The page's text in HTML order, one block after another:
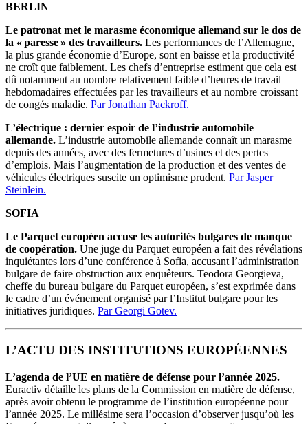
BERLIN
Le patronat met le marasme économique allemand sur le dos de
la « paresse » des travailleurs. Les performances de l’Allemagne,
la plus grande économie d’Europe, sont en baisse et la productivité
ne croît que faiblement. Les chefs d’entreprise estiment que cela est
dû notamment au nombre relativement faible d’heures de travail
hebdomadaires effectuées par les travailleurs et au nombre croissant
de congés maladie. Par Jonathan Packroff.
L’électrique : dernier espoir de l’industrie automobile
allemande. L’industrie automobile allemande connaît un marasme
depuis des années, avec des fermetures d’usines et des pertes
d’emplois. Mais l’augmentation de la production et des ventes de
véhicules électriques suscite un optimisme prudent. Par Jasper
Steinlein.
SOFIA
Le Parquet européen accuse les autorités bulgares de manque
de coopération. Une juge du Parquet européen a fait des révélations
inquiétantes lors d’une conférence à Sofia, accusant l’administration
bulgare de faire obstruction aux enquêteurs. Teodora Georgieva,
cheffe du bureau bulgare du Parquet européen, s’est exprimée dans
le cadre d’un événement organisé par l’Institut bulgare pour les
initiatives juridiques. Par Georgi Gotev.
L’ACTU DES INSTITUTIONS EUROPÉENNES
L’agenda de l’UE en matière de défense pour l’année 2025.
Euractiv détaille les plans de la Commission en matière de défense,
après avoir obtenu le programme de l’institution européenne pour
l’année 2025. Le millésime sera l’occasion d’observer jusqu’où les